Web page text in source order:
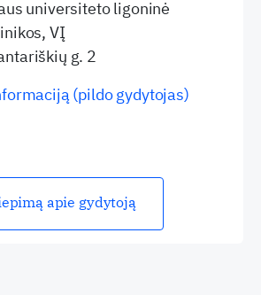
universiteto ligoninė
VĮ
g. 2
(pildo gydytojas)
apie gydytoją